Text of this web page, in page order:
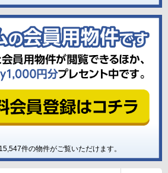
15,547件の物件がご覧いただけます。